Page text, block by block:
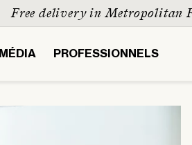
Free delivery in Metropolitan
MÉDIA PROFESSIONNELS